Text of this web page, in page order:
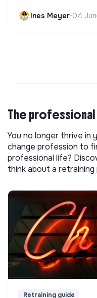
Ines Meyer•04
The professional
You no longer thrive in
change profession to
professional life?
think about a
Retraining guide